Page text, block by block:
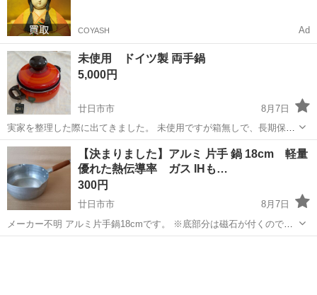
COYASH Ad
未使用 ドイツ製 両手鍋
5,000円
廿日市市
8月7日
実家を整理した際に出てきました。 未使用ですが箱無しで、長期保管
品です。直径20cmくらいです。 縁部分にくすみがあります。シール
も劣化しておりますのでご了承ください。 ドイツ製silitの高品質な両
手鍋で、熱伝導と蓄熱性...
広島 廿日市市 調理器具
【決まりました】アルミ 片手 鍋 18cm 軽量
優れた熱伝導率 ガス IHも…
300円
廿日市市
8月7日
メーカー不明 アルミ片手鍋18cmです。 ※底部分は磁石が付くので鉄
かと思います。 底は完璧なフラットではないですがIHでも普通に使え